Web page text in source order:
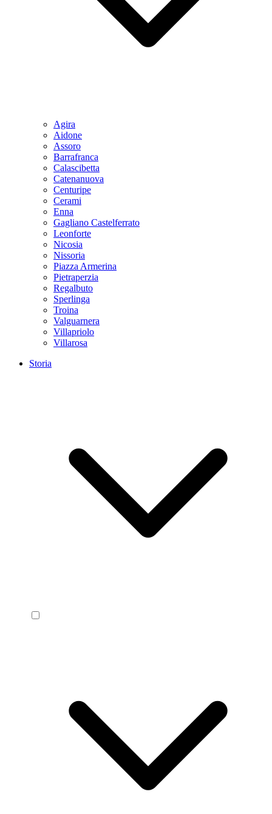
Agira
Aidone
Assoro
Barrafranca
Calascibetta
Catenanuova
Centuripe
Cerami
Enna
Gagliano Castelferrato
Leonforte
Nicosia
Nissoria
Piazza Armerina
Pietraperzia
Regalbuto
Sperlinga
Troina
Valguarnera
Villapriolo
Villarosa
Storia